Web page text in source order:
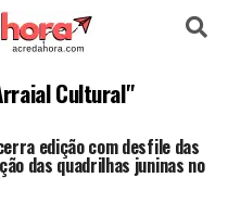
ESPORTE
MUNDO
Cultural"
edição com desfile das
das quadrilhas juninas no